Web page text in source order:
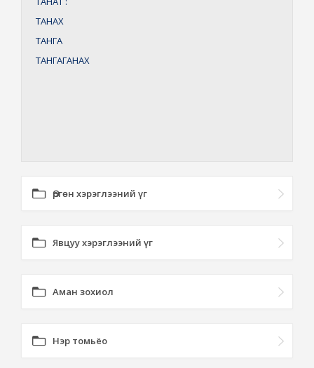
ТАНАХ
ТАНГА
ТАНГАГАНАХ
Өргөн хэрэглээний үг
Явцуу хэрэглээний үг
Аман зохиол
Нэр томьёо